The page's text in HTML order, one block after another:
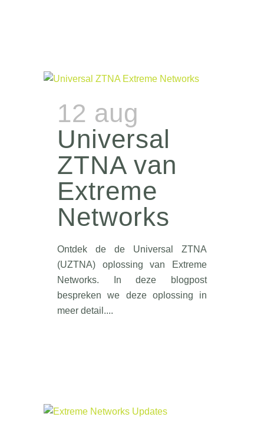
12 aug
Universal
ZTNA van
Extreme
Networks
Ontdek de de Universal ZTNA
(UZTNA) oplossing van Extreme
Networks. In deze blogpost
bespreken we deze oplossing in
meer detail....